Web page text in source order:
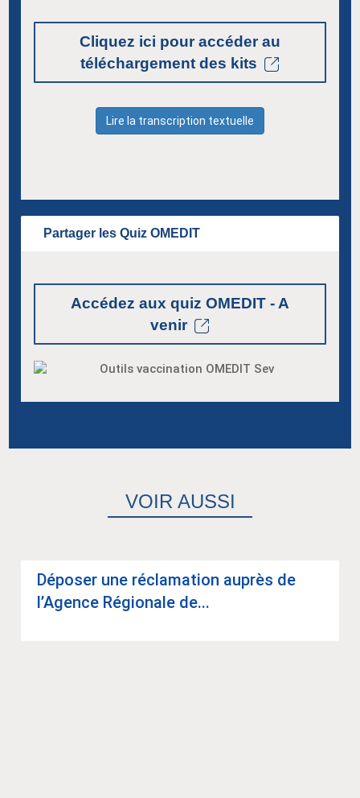
Cliquez ici pour accéder au
téléchargement des kits
Lire la transcription textuelle
Partager les Quiz OMEDIT
Accédez aux quiz OMEDIT - A
venir
VOIR AUSSI
Dépo­ser une récla­ma­tion auprès de
l’Agence Régio­nale de...